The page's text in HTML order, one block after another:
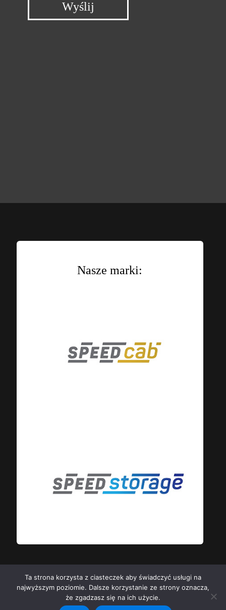
Nasze marki:
SPEED WROCŁAW SP. Z O.O. UL. MARSZ. JÓZEFA
PIŁSUDSKIEGO 91, M.1, 50-019, WROCŁAW KRS:
Ta strona korzysta z ciasteczek aby świadczyć usługi na
najwyższym poziomie. Dalsze korzystanie ze strony oznacza,
że zgadzasz się na ich użycie.